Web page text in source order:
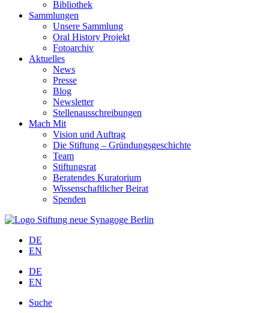
Bibliothek
Sammlungen
Unsere Sammlung
Oral History Projekt
Fotoarchiv
Aktuelles
News
Presse
Blog
Newsletter
Stellenausschreibungen
Mach Mit
Vision und Auftrag
Die Stiftung – Gründungsgeschichte
Team
Stiftungsrat
Beratendes Kuratorium
Wissenschaftlicher Beirat
Spenden
DE
EN
DE
EN
Suche